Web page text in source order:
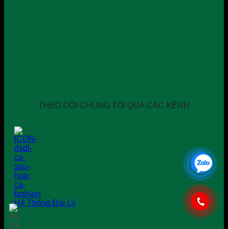
THEO DÕI CHÚNG TÔI QUA CÁC KÊNH
Hệ Thống Đại Lý